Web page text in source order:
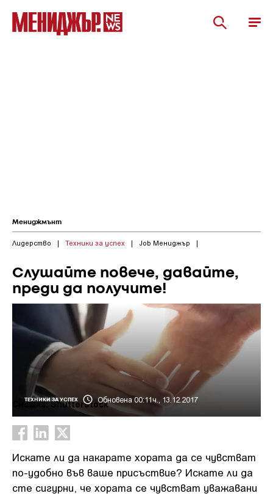
Мениджмънт
Лидерство | Техники за успех | Job Мениджър |
Слушайте повече, давайте,
преди да получите!
ТЕХНИКИ ЗА УСПЕХ Обновена 00:11ч., 13.12.2017
Снимка: Shutterstock
Искате ли да накарате хората да се чувстват
по-удобно във ваше присъствие? Искате ли да
сте сигурни, че хората се чувстват уважавани